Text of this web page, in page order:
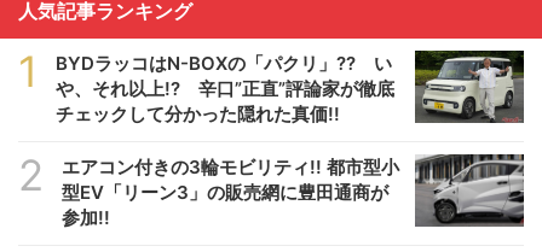
人気記事ランキング
1
BYDラッコはN-BOXの「パクリ」?? い
や、それ以上!? 辛口”正直”評論家が徹底
チェックして分かった隠れた真価!!
2
エアコン付きの3輪モビリティ!! 都市型小
型EV「リーン3」の販売網に豊田通商が
参加!!